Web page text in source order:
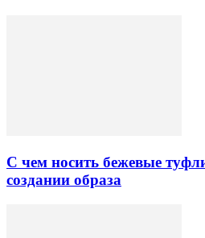
С чем носить бежевые
создании образа